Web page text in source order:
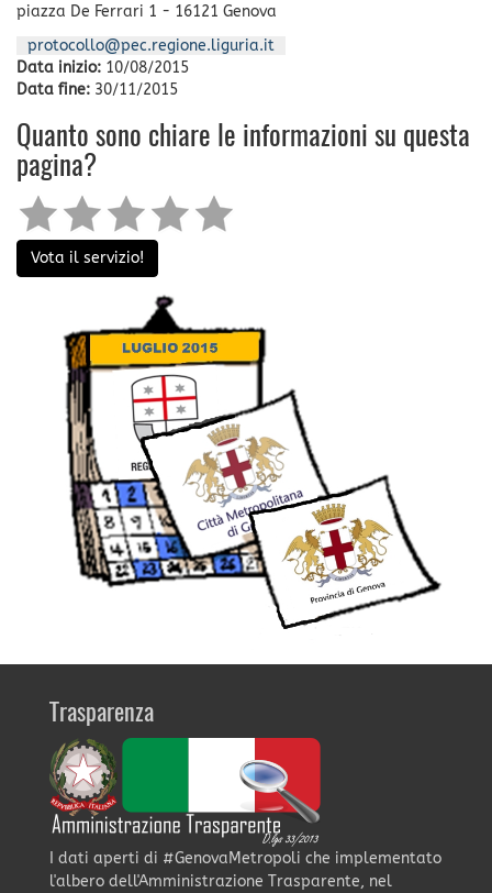
piazza De Ferrari 1 - 16121 Genova
protocollo@pec.regione.liguria.it
Data inizio: 10/08/2015
Data fine: 30/11/2015
Quanto sono chiare le informazioni su questa
pagina?
Vota il servizio!
Trasparenza
I dati aperti di #GenovaMetropoli che implementato
l'albero dell'Amministrazione Trasparente, nel